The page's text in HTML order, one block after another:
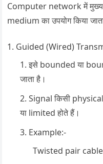
Computer network में
medium का उपयोग किया
Guided (Wired)
इसे bounded या
जाता है।
Signal किसी
या limited होते हैं।
Example:-
Twisted pair cable